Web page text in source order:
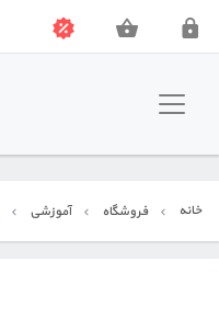
آل کالا
خانه فروشگاه آموزشی